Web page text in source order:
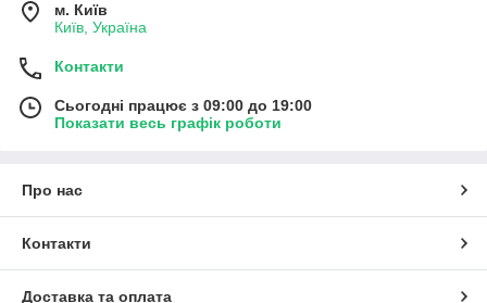
м. Київ
Київ, Україна
Контакти
Сьогодні працює з 09:00 до 19:00
Показати весь графік роботи
Про нас
Контакти
Доставка та оплата